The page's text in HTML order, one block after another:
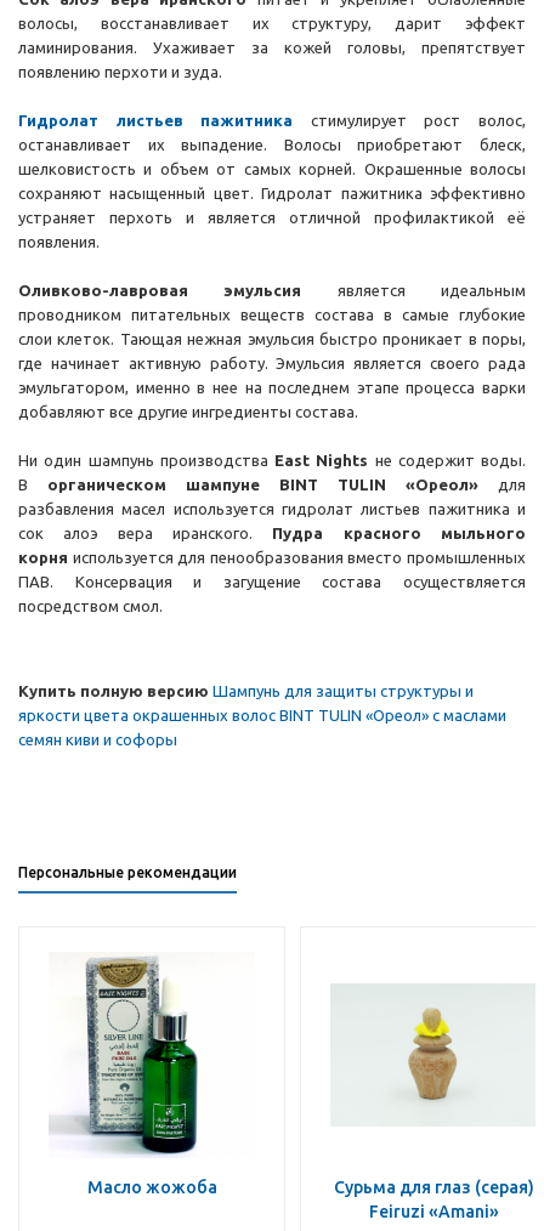
волосы, восстанавливает их структуру, дарит эффект
ламинирования. Ухаживает за кожей головы, препятствует
появлению перхоти и зуда.
Гидролат листьев пажитника стимулирует рост волос,
останавливает их выпадение. Волосы приобретают блеск,
шелковистость и объем от самых корней. Окрашенные волосы
сохраняют насыщенный цвет. Гидролат пажитника эффективно
устраняет перхоть и является отличной профилактикой её
появления.
Оливково-лавровая эмульсия является идеальным
проводником питательных веществ состава в самые глубокие
слои клеток. Тающая нежная эмульсия быстро проникает в поры,
где начинает активную работу. Эмульсия является своего рада
эмульгатором, именно в нее на последнем этапе процесса варки
добавляют все другие ингредиенты состава.
Ни один шампунь производства East Nights не содержит воды.
В органическом шампуне ВINT TULIN «Ореол» для
разбавления масел используется гидролат листьев пажитника и
сок алоэ вера иранского. Пудра красного мыльного
корня используется для пенообразования вместо промышленных
ПАВ. Консервация и загущение состава осуществляется
посредством смол.
Купить полную версию Шампунь для защиты структуры и
яркости цвета окрашенных волос BINT TULIN «Ореол» с маслами
семян киви и софоры
Персональные рекомендации
Масло жожоба
Сурьма для глаз (серая)
Feiruzi «Amani»